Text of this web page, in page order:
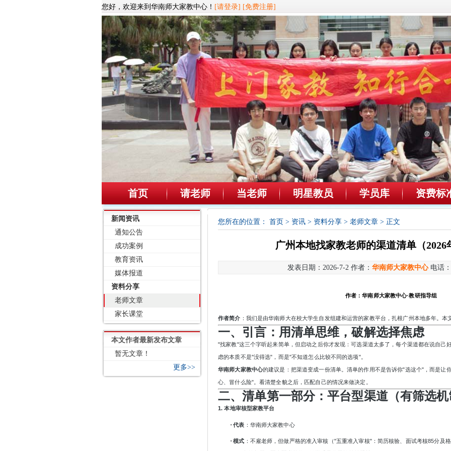
您好，欢迎来到华南师大家教中心！ [请登录] [免费注册]
首页 请老师 当老师 明星教员 学员库 资费标
新闻资讯
通知公告
成功案例
教育资讯
媒体报道
资料分享
老师文章
家长课堂
本文作者最新发布文章
暂无文章！
更多>>
您所在的位置： 首页 > 资讯 > 资料分享 > 老师文章 > 正文
广州本地找家教老师的渠道清单（2026
发表日期：2026-7-2 作者： 华南师大家教中心电话：
作者：华南师大家教中心·教研指导组
作者简介 ：我们是由华南师大在校大学生自发组建和运营的家教平台，扎根广州本地多年。本
一、引言：用清单思维，破解选择焦虑
"找家教"这三个字听起来简单，但启动之后你才发现：可选渠道太多了，每个渠道都在说自己
虑的本质不是"没得选"，而是"不知道怎么比较不同的选项"。
华南师大家教中心的建议是：把渠道变成一份清单。清单的作用不是告诉你"选这个"，而是让
心、冒什么险"。看清楚全貌之后，匹配自己的情况来做决定。
二、清单第一部分：平台型渠道（有筛选
1. 本地审核型家教平台
· 代表 ：华南师大家教中心
· 模式 ：不雇老师，但做严格的准入审核（"五重准入审核"：简历核验、面试考核85分及